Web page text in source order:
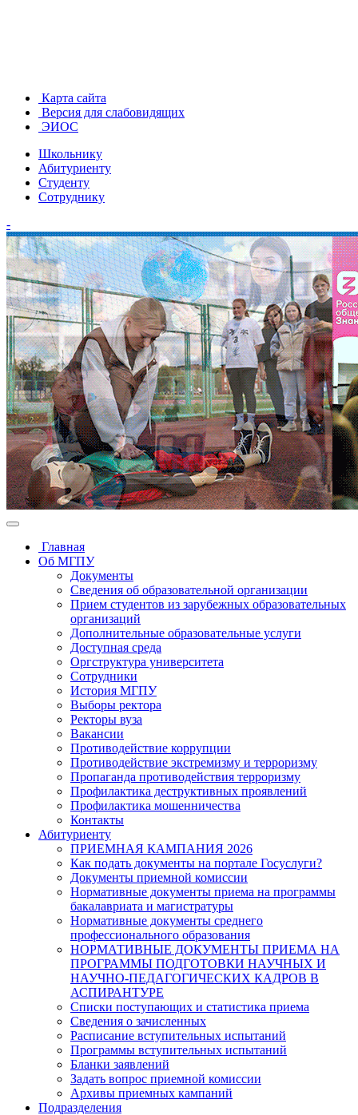
Карта сайта
Версия для слабовидящих
ЭИОС
Школьнику
Абитуриенту
Студенту
Сотруднику
-
Главная
Об МГПУ
Документы
Сведения об образовательной организации
Прием студентов из зарубежных образовательных
организаций
Дополнительные образовательные услуги
Доступная среда
Оргструктура университета
Сотрудники
История МГПУ
Выборы ректора
Ректоры вуза
Вакансии
Противодействие коррупции
Противодействие экстремизму и терроризму
Пропаганда противодействия терроризму
Профилактика деструктивных проявлений
Профилактика мошенничества
Контакты
Абитуриенту
ПРИЕМНАЯ КАМПАНИЯ 2026
Как подать документы на портале Госуслуги?
Документы приемной комиссии
Нормативные документы приема на программы
бакалавриата и магистратуры
Нормативные документы среднего
профессионального образования
НОРМАТИВНЫЕ ДОКУМЕНТЫ ПРИЕМА НА
ПРОГРАММЫ ПОДГОТОВКИ НАУЧНЫХ И
НАУЧНО-ПЕДАГОГИЧЕСКИХ КАДРОВ В
АСПИРАНТУРЕ
Списки поступающих и статистика приема
Сведения о зачисленных
Расписание вступительных испытаний
Программы вступительных испытаний
Бланки заявлений
Задать вопрос приемной комиссии
Архивы приемных кампаний
Подразделения